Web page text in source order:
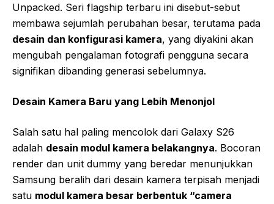
Unpacked. Seri flagship terbaru ini disebut-sebut
membawa sejumlah perubahan besar, terutama pada
desain dan konfigurasi kamera, yang diyakini akan
mengubah pengalaman fotografi pengguna secara
signifikan dibanding generasi sebelumnya.
Desain Kamera Baru yang Lebih Menonjol
Salah satu hal paling mencolok dari Galaxy S26
adalah desain modul kamera belakangnya. Bocoran
render dan unit dummy yang beredar menunjukkan
Samsung beralih dari desain kamera terpisah menjadi
satu modul kamera besar berbentuk “camera